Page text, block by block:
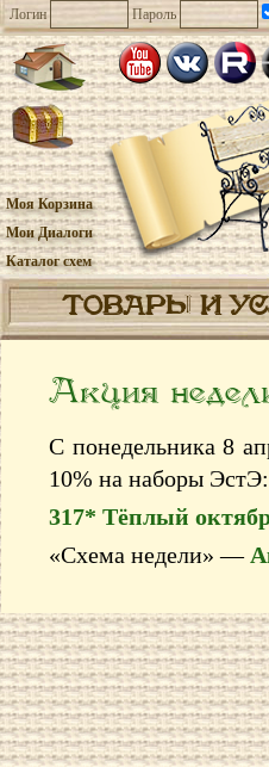
Логин Пароль
Моя Корзина
Мои Диалоги
Каталог схем
ТОВАРЫ И
Акция
С понедельника 8
10% на наборы ЭстЭ:
317* Тёплый
«Схема недели» —